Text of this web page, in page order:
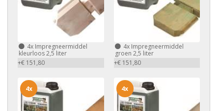
4x Impregneermiddel
kleurloos 2,5 liter
+€ 151,80
4xImpregneermiddel
groen 2,5 liter
+€ 151,80
4x 4x